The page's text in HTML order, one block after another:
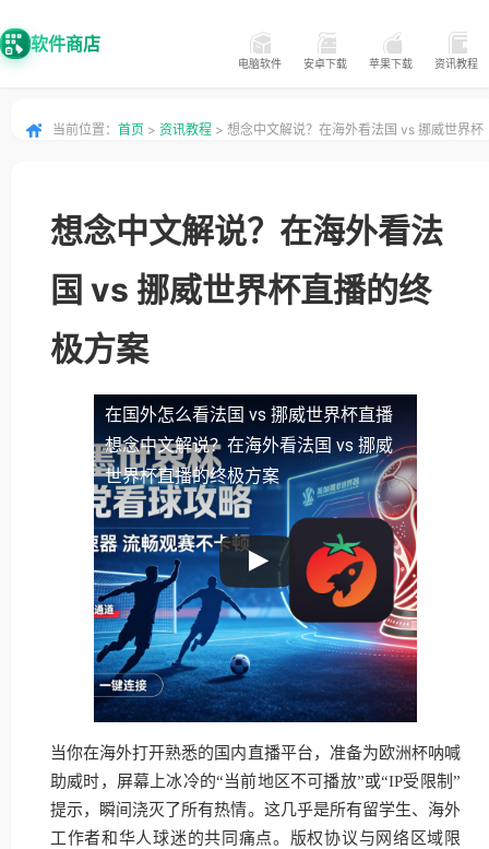
软件商店
电脑软件 安卓下载 苹果下载 资讯教程
当前位置： 首页 > 资讯教程 > 想念中文解说？在海外看法国 vs 挪威世界杯
想念中文解说？在海外看法
国 vs 挪威世界杯直播的终
极方案
在国外怎么看法国 vs 挪威世界杯直播
想念中文解说？在海外看法国 vs 挪威
世界杯直播的终极方案
当你在海外打开熟悉的国内直播平台，准备为欧洲杯呐喊
助威时，屏幕上冰冷的“当前地区不可播放”或“IP受限制”
提示，瞬间浇灭了所有热情。这几乎是所有留学生、海外
工作者和华人球迷的共同痛点。版权协议与网络区域限